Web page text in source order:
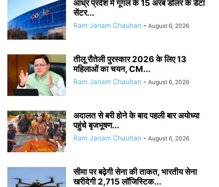
आंध्र प्रदेश में गूगल के 15 अरब डॉलर के डेटा
सेंटर...
Ram Janam Chauhan - August 6, 2026
तीलू रौतेली पुरस्कार 2026 के लिए 13
महिलाओं का चयन, CM...
Ram Janam Chauhan - August 6, 2026
अदालत से बरी होने के बाद पहली बार अयोध्या
पहुंचे बृजभूषण...
Ram Janam Chauhan - August 6, 2026
सीमा पर बढ़ेगी सेना की ताकत, भारतीय सेना
खरीदेगी 2,715 लॉजिस्टिक...